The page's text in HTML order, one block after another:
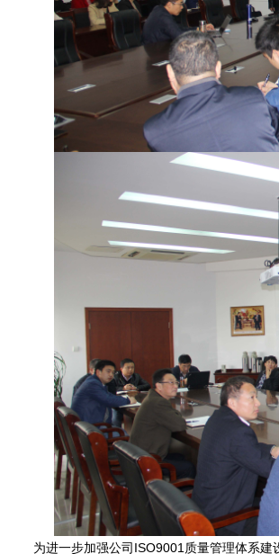
为进一步加强公司ISO9001质量管理体系建